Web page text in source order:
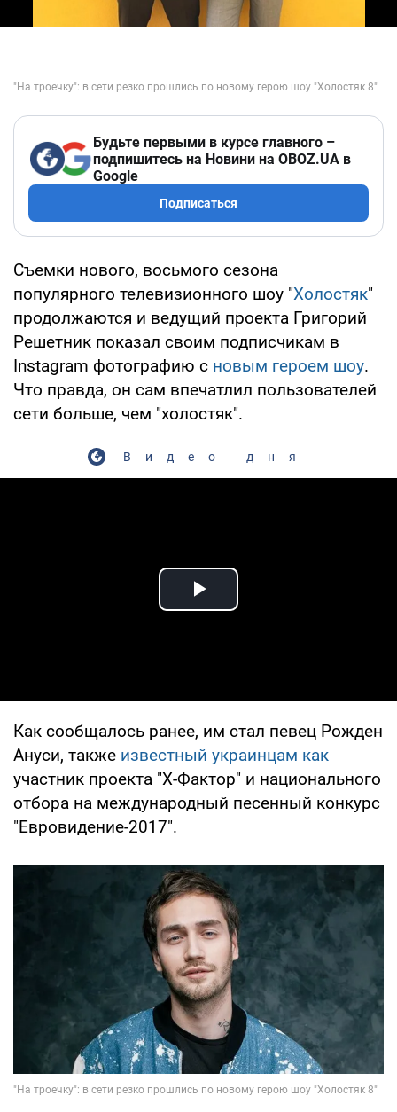
Будьте первыми в курсе главного –
подпишитесь на Новини на OBOZ.UA в
Google
Подписаться
Съемки нового, восьмого сезона
популярного телевизионного шоу "Холостяк"
продолжаются и ведущий проекта Григорий
Решетник показал своим подписчикам в
Instagram фотографию с новым героем шоу.
Что правда, он сам впечатлил пользователей
сети больше, чем "холостяк".
Видео дня
Play Video
Как сообщалось ранее, им стал певец Рожден
Ануси, также известный украинцам как
участник проекта "Х-Фактор" и национального
отбора на международный песенный конкурс
"Евровидение-2017".